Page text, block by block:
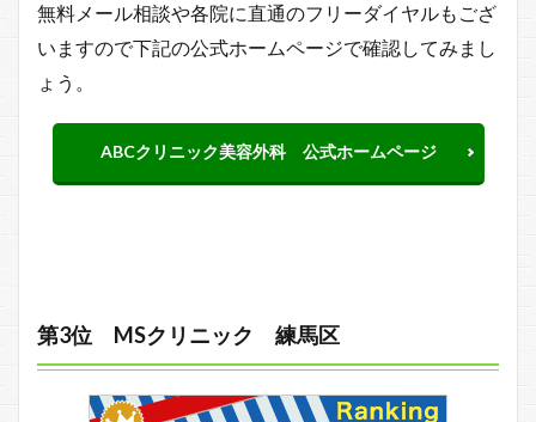
無料メール相談や各院に直通のフリーダイヤルもござ
いますので下記の公式ホームページで確認してみまし
ょう。
ABCクリニック美容外科 公式ホームページ
第3位 MSクリニック 練馬区